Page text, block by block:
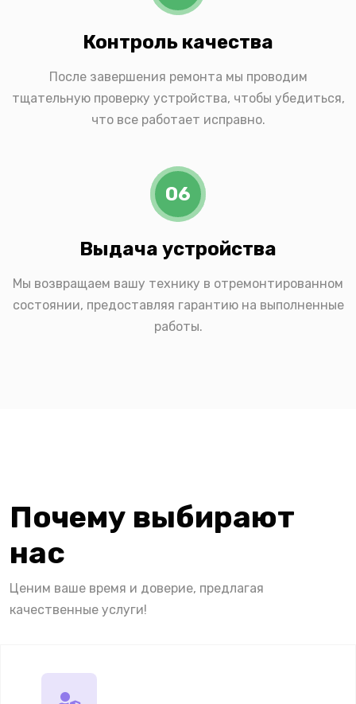
Контроль качества
После завершения ремонта мы проводим
тщательную проверку устройства, чтобы убедиться,
что все работает исправно.
06
Выдача устройства
Мы возвращаем вашу технику в отремонтированном
состоянии, предоставляя гарантию на выполненные
работы.
Почему выбирают
нас
Ценим ваше время и доверие, предлагая
качественные услуги!